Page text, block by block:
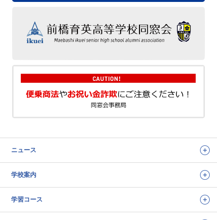
ニュース
学校案内
学習コース